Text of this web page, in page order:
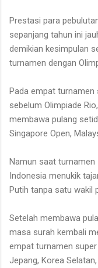
Prestasi para
sepanjang tahun ini
demikian kesimpulan
turnamen dengan
Pada empat turnamen
sebelum Olimpiade
membawa pulang
Singapore Open,
Namun saat turnamen
Indonesia menukik
Putih tanpa satu wakil
Setelah membawa
masa surah kembali
empat turnamen
Jepang, Korea